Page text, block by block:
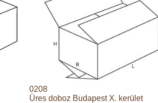
0208
Üres doboz Budapest X. kerület